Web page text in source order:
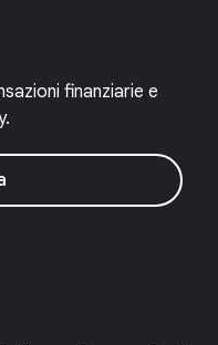
finanziarie e